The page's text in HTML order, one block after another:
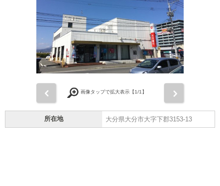
画像タップで拡大表示【1/1】
所在地 大分県大分市大字下郡3153-13